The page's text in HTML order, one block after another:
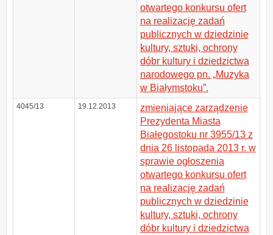
otwartego konkursu ofert
na realizację zadań
publicznych w dziedzinie
kultury, sztuki, ochrony
dóbr kultury i dziedzictwa
narodowego pn. „Muzyka
w Białymstoku”.
4045/13 19.12.2013
zmieniające zarządzenie
Prezydenta Miasta
Białegostoku nr 3955/13 z
dnia 26 listopada 2013 r. w
sprawie ogłoszenia
otwartego konkursu ofert
na realizację zadań
publicznych w dziedzinie
kultury, sztuki, ochrony
dóbr kultury i dziedzictwa